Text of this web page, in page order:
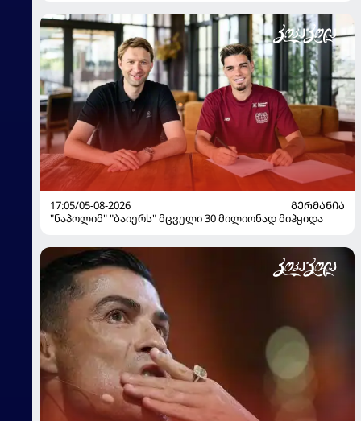
17:05/05-08-2026
ᲒᲔᲠᲛᲐᲜᲘᲐ
"ნაპოლიმ" "ბაიერს" მცველი 30 მილიონად მიჰყიდა